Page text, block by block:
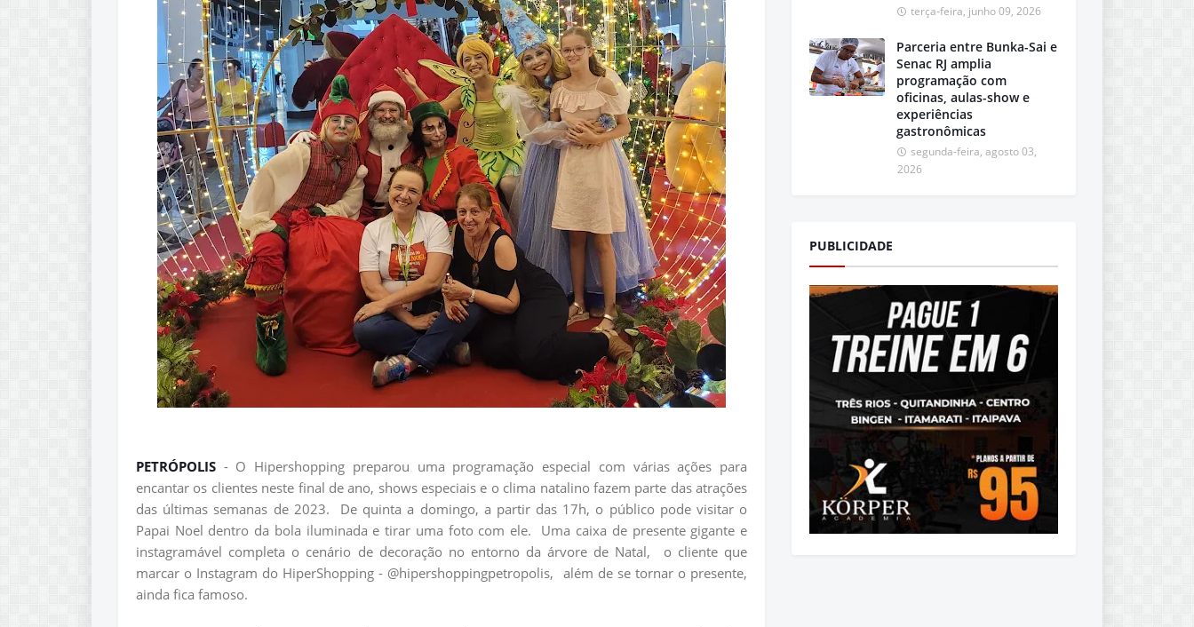
PETRÓPOLIS - O Hipershopping preparou uma programação especial com várias ações para
encantar os clientes neste final de ano, shows especiais e o clima natalino fazem parte das atrações
das últimas semanas de 2023.
De quinta a domingo, a partir das 17h, o público pode visitar o
Papai Noel dentro da bola iluminada e tirar uma foto com ele.
Uma caixa de presente gigante e
instagramável completa o cenário de decoração no entorno da árvore de Natal,
o cliente que
marcar o Instagram do HiperShopping - @hipershoppingpetropolis, além de se tornar o presente,
ainda fica famoso.
terça-feira, junho 09, 2026
Parceria entre Bunka-Sai e
Senac RJ amplia
programação com
oficinas, aulas-show e
experiências
gastronômicas
segunda-feira, agosto 03,
2026
PUBLICIDADE